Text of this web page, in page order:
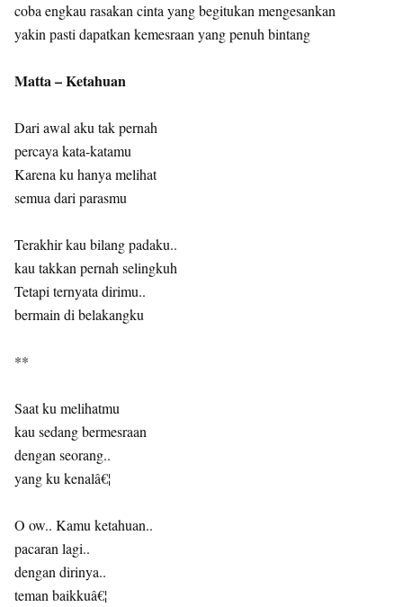
coba engkau rasakan cinta yang begitukan mengesankan
yakin pasti dapatkan kemesraan yang penuh bintang
Matta – Ketahuan
Dari awal aku tak pernah
percaya kata-katamu
Karena ku hanya melihat
semua dari parasmu
Terakhir kau bilang padaku..
kau takkan pernah selingkuh
Tetapi ternyata dirimu..
bermain di belakangku
**
Saat ku melihatmu
kau sedang bermesraan
dengan seorang..
yang ku kenalâ€¦
O ow.. Kamu ketahuan..
pacaran lagi..
dengan dirinya..
teman baikkuâ€¦